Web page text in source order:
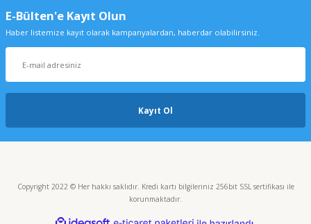
E-Bülten'e Kayıt Olun
Haber listemize kayıt olarak kampanyalardan, haberdar olabilirsiniz.
Kayıt Ol
Copyright 2022 © Her hakkı saklıdır. Kredi kartı bilgileriniz 256bit SSL sertifikası ile
korunmaktadır.
ideasoft